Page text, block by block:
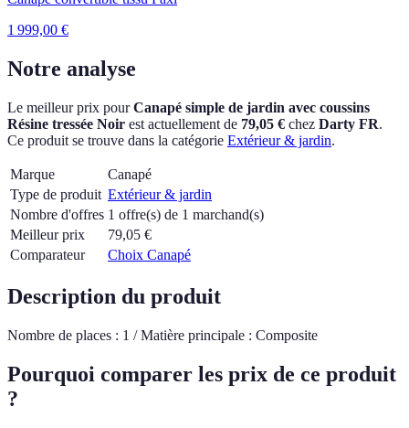
1 999,00 €
Notre analyse
Le meilleur prix pourCanapé simple de jardin avec coussins
Résine tressée Noir est actuellement de 79,05 € chez Darty FR.
Ce produit se trouve dans la catégorie Extérieur & jardin.
Marque
Canapé
Type de produit Extérieur & jardin
Nombre d'offres 1 offre(s) de 1 marchand(s)
Meilleur prix
79,05 €
Comparateur
Choix Canapé
Description du produit
Nombre de places : 1 / Matière principale : Composite
Pourquoi comparer les prix de ce produit
?